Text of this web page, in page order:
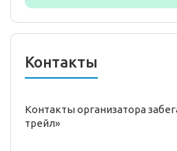
Контакты
Контакты организатора
трейл»